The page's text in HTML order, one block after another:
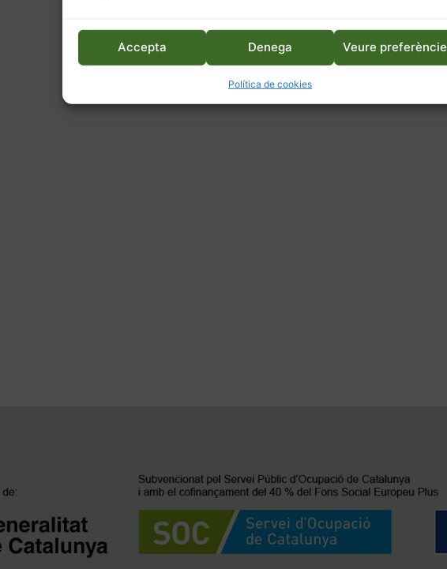
Accepta Denega Veure
Política de cookies